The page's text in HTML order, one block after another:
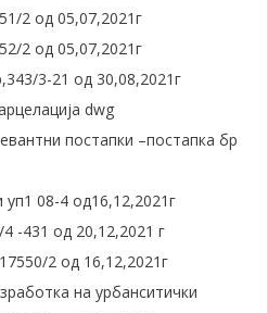
2 од 05,07,2021г
2 од 05,07,2021г
3-21 од 30,08,2021г
dwg
постапки –постапка бр
08-4 од16,12,2021г
-431 од 20,12,2021 г
2 од 16,12,2021г
на урбанситички